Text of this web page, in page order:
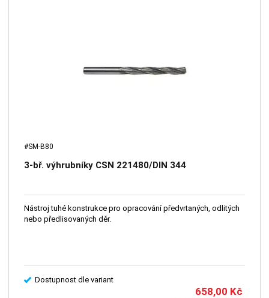
#SM-B80
3-bř. výhrubníky CSN 221480/DIN 344
Nástroj tuhé konstrukce pro opracování předvrtaných, odlitých
nebo předlisovaných děr.
Dostupnost dle variant
658,00 Kč